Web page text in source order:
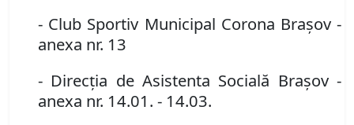
- Club Sportiv Municipal Corona Braşov -
anexa nr. 13
- Direcţia de Asistenta Socială Braşov -
anexa nr. 14.01. - 14.03.